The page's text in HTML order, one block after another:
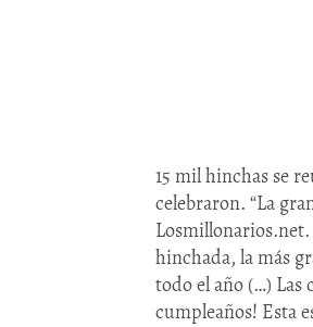
15 mil hinchas se
celebraron. “La
hinchada, la más
todo el año (…) Las
cumpleaños! Esta